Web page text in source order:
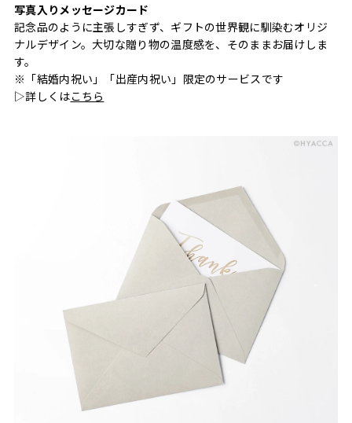
写真入りメッセージカード
記念品のように主張しすぎず、ギフトの世界観に馴染むオリジ
ナルデザイン。大切な贈り物の温度感を、そのままお届けしま
す。
※「結婚内祝い」「出産内祝い」限定のサービスです
▷詳しくはこちら